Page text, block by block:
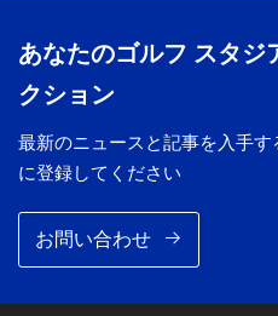
あなたのゴルフ スタジ
クション
最新のニュースと記事を入手
に登録してください
お問い合わせ